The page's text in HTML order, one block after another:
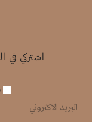
اشتركي في